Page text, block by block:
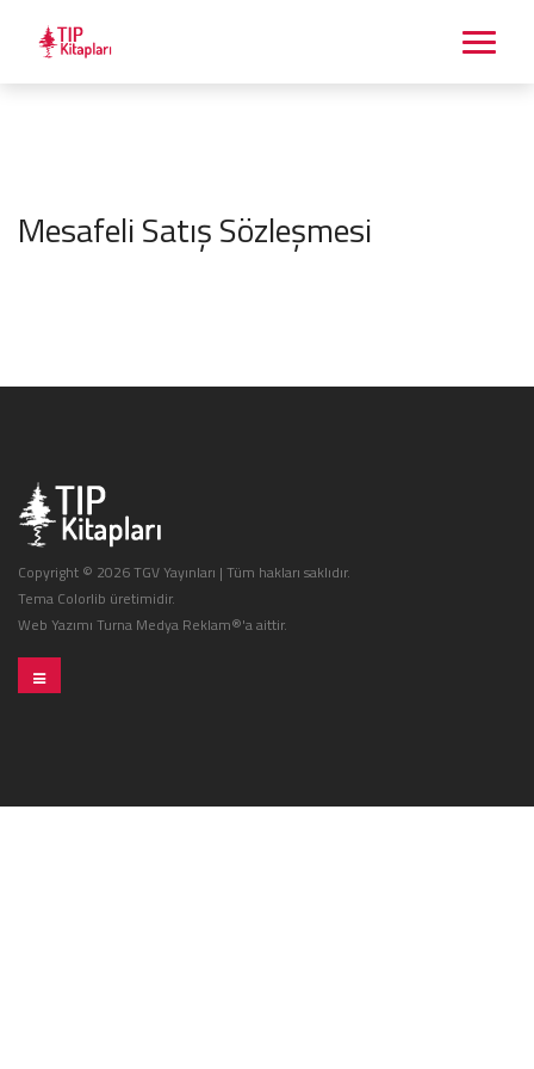
Mesafeli Satış Sözleşmesi
Copyright © 2026TGV Yayınları | Tüm hakları saklıdır.
Tema Colorlib üretimidir.
Web Yazımı Turna Medya Reklam®'a aittir.